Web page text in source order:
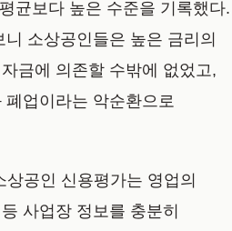
균보다 높은 수준을 기록했다.
소상공인들은 높은 금리의
금에 의존할 수밖에 없었고,
업이라는 악순환으로
공인 신용평가는 영업의
사업장 정보를 충분히